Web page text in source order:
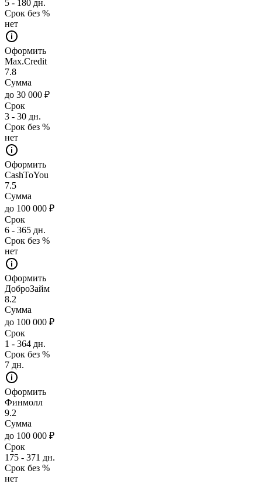
5 - 180 дн.
Срок без %
нет
Оформить
Max.Credit
7.8
Сумма
до 30 000 ₽
Срок
3 - 30 дн.
Срок без %
нет
Оформить
CashToYou
7.5
Сумма
до 100 000 ₽
Срок
6 - 365 дн.
Срок без %
нет
Оформить
ДоброЗайм
8.2
Сумма
до 100 000 ₽
Срок
1 - 364 дн.
Срок без %
7 дн.
Оформить
Финмолл
9.2
Сумма
до 100 000 ₽
Срок
175 - 371 дн.
Срок без %
нет